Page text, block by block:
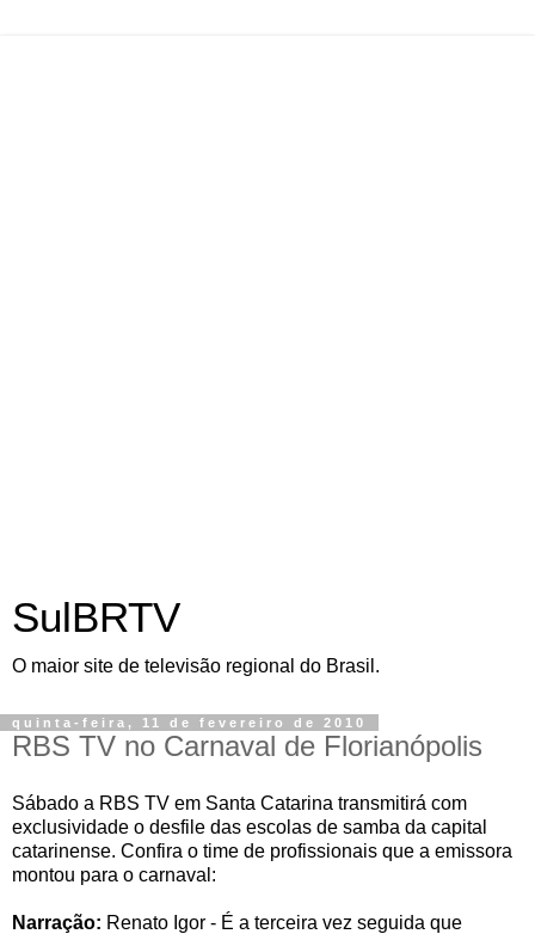
SulBRTV
O maior site de televisão regional do Brasil.
quinta-feira, 11 de fevereiro de 2010
RBS TV no Carnaval de Florianópolis
Sábado a RBS TV em Santa Catarina transmitirá com
exclusividade o desfile das escolas de samba da capital
catarinense. Confira o time de profissionais que a emissora
montou para o carnaval:
Narração: Renato Igor - É a terceira vez seguida que